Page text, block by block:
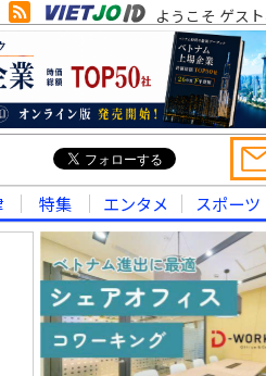
ようこそ ゲス
特集 エンタメ スポーツ